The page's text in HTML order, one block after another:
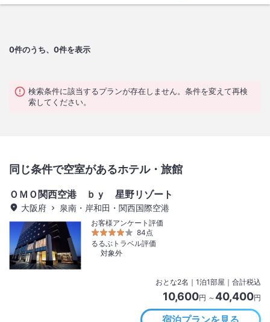
0件のうち、0件を表示
検索条件に該当するプランが存在しません。条件を変えて再検
索してください。
同じ条件で空室があるホテル・旅館
ＯＭＯ関西空港 ｂｙ 星野リゾート
大阪府 泉南・岸和田・関西国際空港
お客様アンケート評価
84点
るるぶトラベル評価
対象外
おとな2名 ｜ 1泊1部屋｜合計税込
10,600円 ～40,400円
宿泊プランを見る